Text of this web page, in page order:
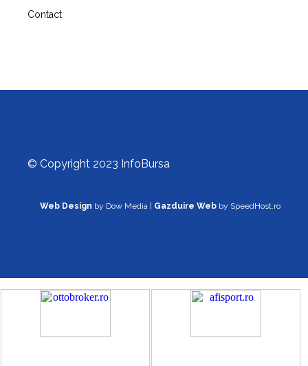
Contact
© Copyright 2023 InfoBursa
Web Design by Dow Media | Gazduire Web by SpeedHost.ro